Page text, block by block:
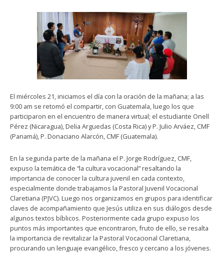
El miércoles 21, iniciamos el día con la oración de la mañana; a las
9:00 am se retomó el compartir, con Guatemala, luego los que
participaron en el encuentro de manera virtual; el estudiante Onell
Pérez (Nicaragua), Delia Arguedas (Costa Rica) y P. Julio Arváez, CMF
(Panamá), P. Donaciano Alarcón, CMF (Guatemala).
En la segunda parte de la mañana el P. Jorge Rodríguez, CMF,
expuso la temática de “la cultura vocacional” resaltando la
importancia de conocer la cultura juvenil en cada contexto,
especialmente donde trabajamos la Pastoral Juvenil Vocacional
Claretiana (PJVC). Luego nos organizamos en grupos para identificar
claves de acompañamiento que Jesús utiliza en sus diálogos desde
algunos textos bíblicos. Posteriormente cada grupo expuso los
puntos más importantes que encontraron, fruto de ello, se resalta
la importancia de revitalizar la Pastoral Vocacional Claretiana,
procurando un lenguaje evangélico, fresco y cercano a los jóvenes.